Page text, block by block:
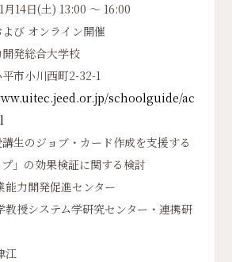
月14日(土) 13:00 ～ 16:00
び オンライン開催
総合大学校
小川西町2-32-1
schoolguide/ac
生のジョブ・カード作成を支援する
」の効果検証に関する検討
能力開発促進センター
教授システム学研究センター・連携研
江